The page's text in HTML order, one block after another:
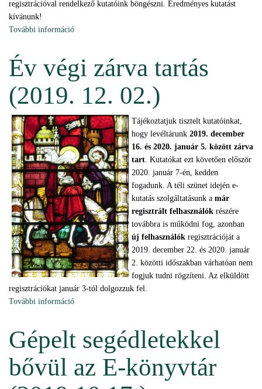
regisztrációval rendelkező kutatóink böngészni. Eredményes kutatást
kívánunk!
További információ
Év végi zárva tartás
(2019. 12. 02.)
Tájékoztatjuk tisztelt kutatóinkat,
hogy levéltárunk 2019. december
16. és 2020. január 5. között zárva
tart. Kutatókat ezt követően először
2020. január 7-én, kedden
fogadunk. A téli szünet idején e-
kutatás szolgáltatásunk a már
regisztrált felhasználók részére
továbbra is működni fog, azonban
új felhasználók regisztrációját a
2019. december 22. és 2020. január
2. közötti időszakban várhatóan nem
fogjuk tudni rögzíteni. Az elküldött
regisztrációkat január 3-tól dolgozzuk fel.
További információ
Gépelt segédletekkel
bővül az E-könyvtár